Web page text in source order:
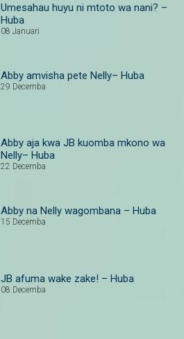
Umesahau huyu ni mtoto wa nani? –
Huba
08 Januari
Abby amvisha pete Nelly– Huba
29 Decemba
Abby aja kwa JB kuomba mkono wa
Nelly– Huba
22 Decemba
Abby na Nelly wagombana – Huba
15 Decemba
JB afuma wake zake! – Huba
08 Decemba